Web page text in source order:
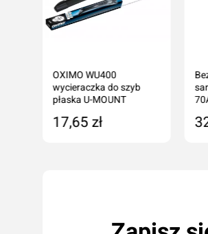
OXIMO WU400
wycieraczka do szyb
płaska U-MOUNT
17,65 zł